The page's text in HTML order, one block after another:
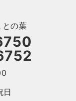
の葉
日